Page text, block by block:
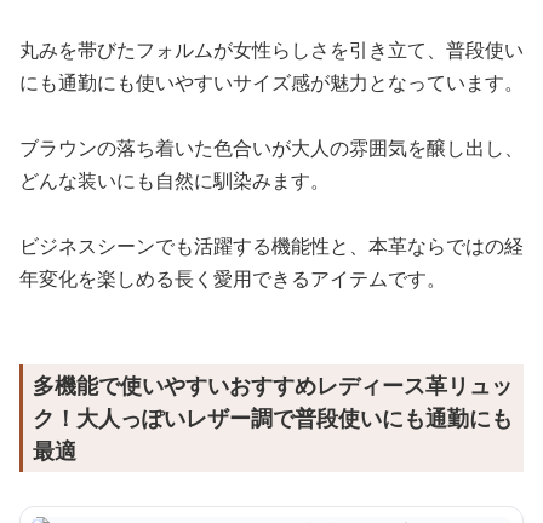
丸みを帯びたフォルムが女性らしさを引き立て、普段使い
にも通勤にも使いやすいサイズ感が魅力となっています。
ブラウンの落ち着いた色合いが大人の雰囲気を醸し出し、
どんな装いにも自然に馴染みます。
ビジネスシーンでも活躍する機能性と、本革ならではの経
年変化を楽しめる長く愛用できるアイテムです。
多機能で使いやすいおすすめレディース革リュッ
ク！大人っぽいレザー調で普段使いにも通勤にも
最適